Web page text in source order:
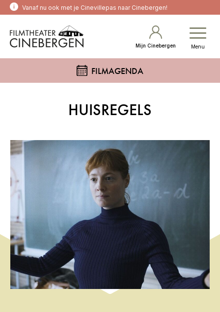
Vanaf nu ook met je Cinevillepas naar Cinebergen!
Mijn Cinebergen Menu
FILMAGENDA
HUISREGELS